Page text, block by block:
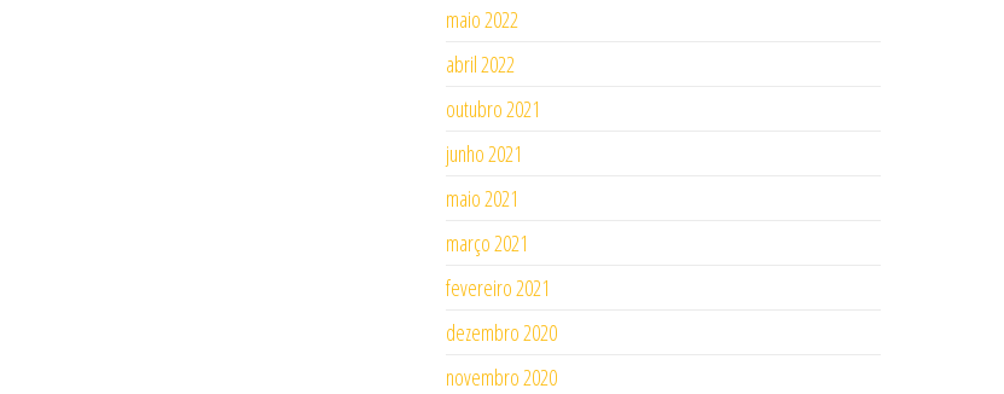
maio 2022
abril 2022
outubro 2021
junho 2021
maio 2021
março 2021
fevereiro 2021
dezembro 2020
novembro 2020